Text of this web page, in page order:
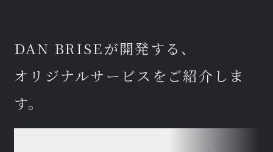
DAN BRISEが開発する、
オリジナルサービスをご紹介しま
す。